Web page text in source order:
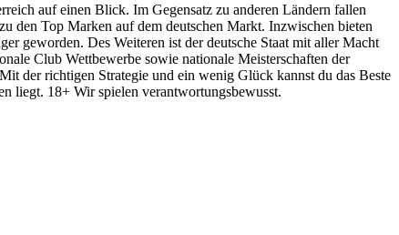
auf einen Blick. Im Gegensatz zu anderen Ländern fallen
den Top Marken auf dem deutschen Markt. Inzwischen bieten
geworden. Des Weiteren ist der deutsche Staat mit aller Macht
Club Wettbewerbe sowie nationale Meisterschaften der
der richtigen Strategie und ein wenig Glück kannst du das Beste
liegt. 18+ Wir spielen verantwortungsbewusst.